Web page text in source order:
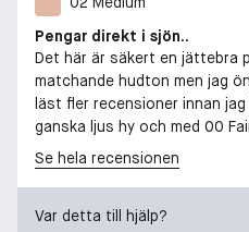
Pengar direkt i sjön..
Det här är säkert en jättebra
matchande hudton men jag
läst fler recensioner innan jag
ganska ljus hy och med 00
Se hela recensionen
Var detta till hjälp?